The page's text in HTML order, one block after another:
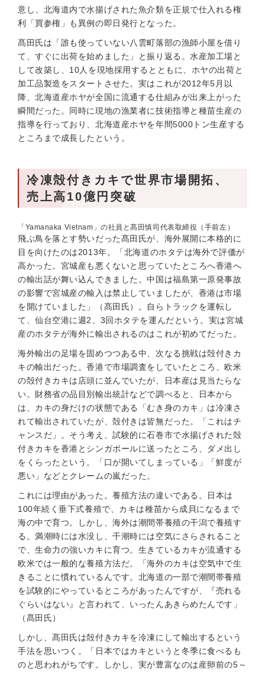
意し、北海道内で水揚げされた魚介類を正規で仕入れる権
利「買参権」も異例の即日発行となった。
髙田氏は「誰も使っていない八雲町落部の漁師小屋を借り
て、すぐに出荷を始めました」と振り返る。水産加工場と
して改築し、10人を現地採用するとともに、ホヤの出荷と
加工品製造をスタートさせた。実はこれが2012年5月以
降、北海道産ホヤが全国に流通する仕組みが出来上がった
瞬間だった。同時に現地の漁業者に技術指導と種苗生産の
指導を行っており、北海道産ホヤを年間5000トン生産する
ところまで成長したという。
冷凍殻付きカキで世界市場開拓、
売上高10億円突破
「Yamanaka Vietnam」の社員と髙田慎司代表取締役（手前左）
飛ぶ鳥を落とす勢いだった髙田氏が、海外展開に本格的に
目を向けたのは2013年。「北海道のホタテは海外で評価が
高かった。宮城産も悪くないと思っていたところへ香港へ
の輸出話が舞い込んできました。中国は福島第一原発事故
の影響で宮城産の輸入は禁止していましたが、香港は市場
を開けていました」（髙田氏）。自らトラックを運転し
て、仙台空港に週2、3回ホタテを運んだという。実は宮城
産のホタテが海外に輸出されるのはこれが初めてだった。
海外輸出の足場を固めつつある中、次なる挑戦は殻付きカ
キの輸出だった。香港で市場調査をしていたところ、欧米
の殻付きカキは店頭に並んでいたが、日本産は見当たらな
い。財務省の品目別輸出統計などで調べると、日本から
は、カキの身だけの状態である「むき身のカキ」は冷凍さ
れて輸出されていたが、殻付きは皆無だった。「これはチ
ャンスだ」。そう考え、試験的に石巻市で水揚げされた殻
付きカキを香港とシンガポールに送ったところ、ダメ出し
をくらったという。「口が開いてしまっている」「鮮度が
悪い」などとクレームの嵐だった。
これには理由があった。養殖方法の違いである。日本は
100年続く垂下式養殖で、カキは種苗から成貝になるまで
海の中で育つ。しかし、海外は潮間帯養殖の干潟で養殖す
る。満潮時には水没し、干潮時には空気にさらされること
で、生命力の強いカキに育つ。生きているカキが流通する
欧米では一般的な養殖方法だ。「海外のカキは空気中で生
きることに慣れているんです。北海道の一部で潮間帯養殖
を試験的にやっているところがあったんですが、『売れる
ぐらいはない』と言われて、いったんあきらめたんです」
（髙田氏）
しかし、髙田氏は殻付きカキを冷凍にして輸出するという
手法を思いつく。「日本ではカキというと冬季に食べるも
のと思われがちです。しかし、実が豊富なのは産卵前の5～